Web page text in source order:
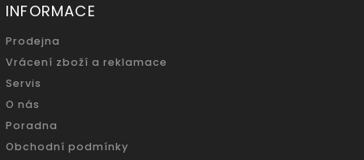
INFORMACE
Prodejna
Vrácení zboží a reklamace
Servis
O nás
Poradna
Obchodní podmínky